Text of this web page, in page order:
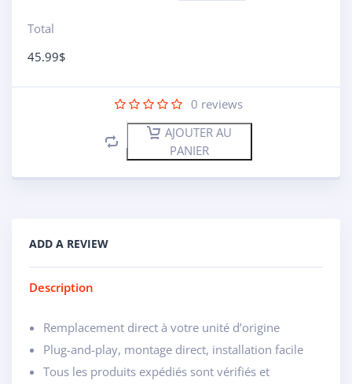
Total
45.99$
0 reviews
AJOUTER AU
PANIER
ADD A REVIEW
Description
Remplacement direct à votre unité d’origine
Plug-and-play, montage direct, installation facile
Tous les produits expédiés sont vérifiés et